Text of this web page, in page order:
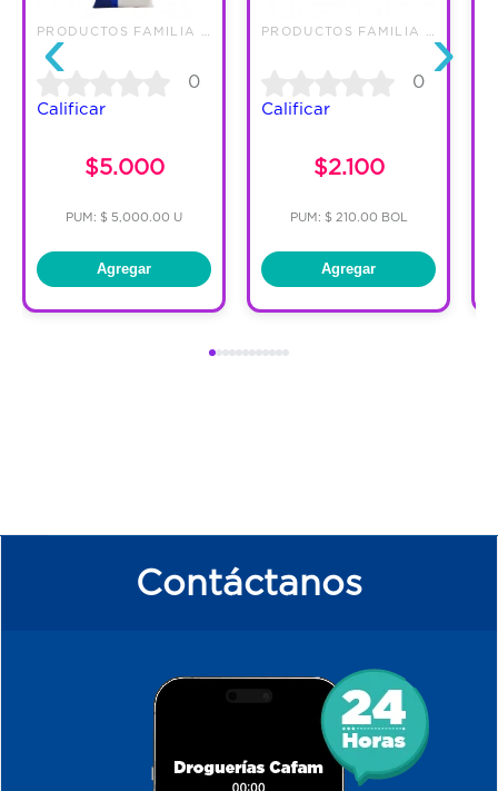
‹ 0
Calificar
$5.000
PUM: $ 5,000.00 U
Agregar
0
Calificar
$2.100
PUM: $ 210.00 BOL
Agregar
›
Contáctanos